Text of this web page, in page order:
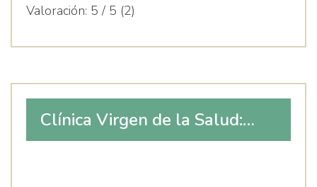
Valoración: 5 / 5 (2)
Clínica Virgen de la Salud: